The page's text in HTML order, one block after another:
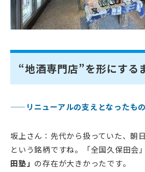
“地酒専門店”を形にする
——リニューアルの支えとなったも
坂上さん：先代から扱っていた、朝
という銘柄ですね。「全国久保田会
田塾」 の存在が大きかったです。